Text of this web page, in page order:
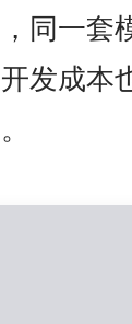
同一套
发成本